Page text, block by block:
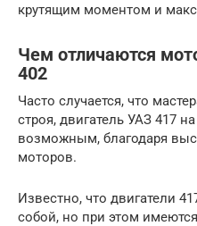
крутящим моментом и
Чем отличаются
402
Часто случается, что
строя, двигатель УАЗ 417
возможным, благодаря
моторов.
Известно, что двигатели
собой, но при этом